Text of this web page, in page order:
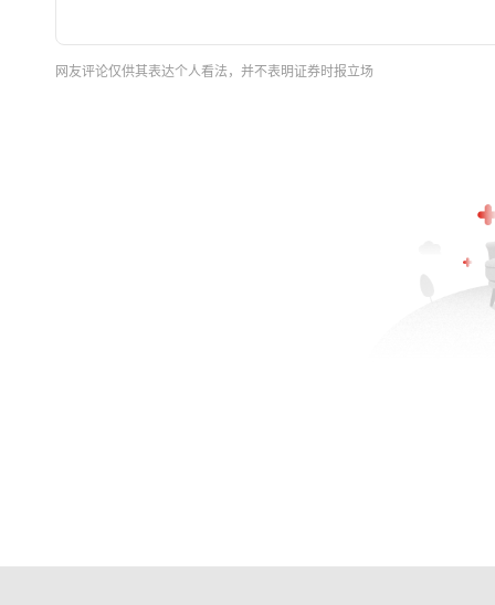
网友评论仅供其表达个人看法，并不表明证券时报立场